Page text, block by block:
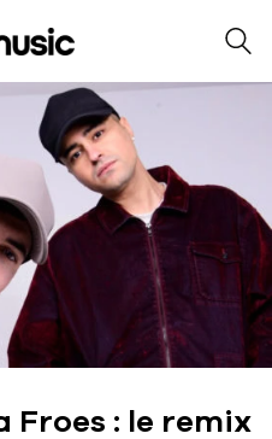
Froes : le remix